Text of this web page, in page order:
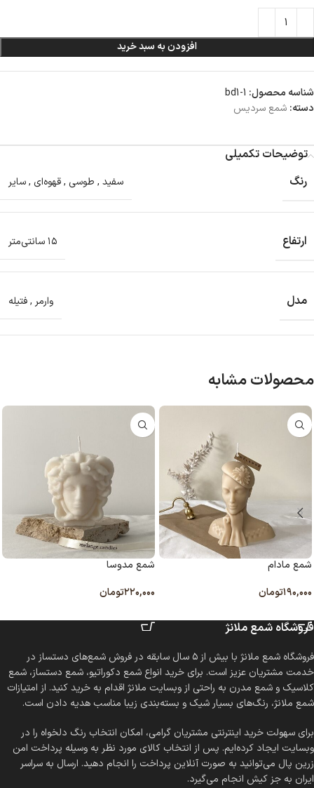
افزودن به سبد خرید
شناسه محصول: bd1-1
دسته: شمع سردیس
توضیحات تکمیلی
رنگ
سفید , طوسی ,قهوه‌ای ,سایر
ارتفاع ۱۵ سانتی‌متر
مدل وارمر ,فتیله‌
محصولات مشابه
شمع مادام
۱۹۰,۰۰۰تومان
شمع مدوسا
۲۲۰,۰۰۰تومان
فروشگاه شمع ملانژ
فروشگاه شمع ملانژ با بیش از ۵ سال سابقه در فروش شمع‌های دستساز در
خدمت مشتریان عزیز است. برای خرید انواع شمع دکوراتیو، شمع دستساز، شمع
کلاسیک و شمع مدرن به راحتی از وبسایت ملانژ اقدام به خرید کنید. از امتیازات
شمع ملانژ، رنگ‌های بسیار شیک و بسته‌بندی زیبا مناسب هدیه دادن است.
برای سهولت خرید اینترنتی مشتریان گرامی، امکان انتخاب رنگ دلخواه را در
وبسایت ایجاد کرده‌ایم. پس از انتخاب کالای مورد نظر به وسیله پرداخت امن
زرین پال می‌توانید به صورت آنلاین پرداخت را انجام دهید. ارسال به سراسر
ایران به جز کیش انجام می‌گیرد.